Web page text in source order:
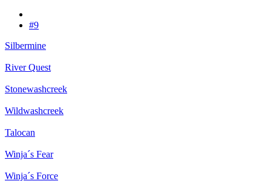
#9
Silbermine
River Quest
Stonewashcreek
Wildwashcreek
Talocan
Winja´s Fear
Winja´s Force